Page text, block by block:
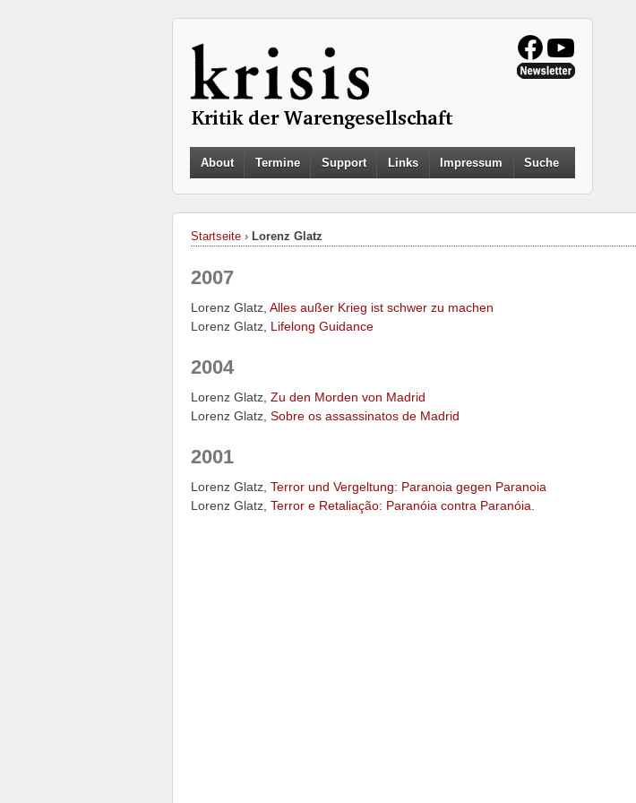
About Termine Support Links Impressum Suche
Startseite › Lorenz Glatz
2007
Lorenz Glatz, Alles außer Krieg ist schwer zu machen
Lorenz Glatz, Lifelong Guidance
2004
Lorenz Glatz, Zu den Morden von Madrid
Lorenz Glatz, Sobre os assassinatos de Madrid
2001
Lorenz Glatz, Terror und Vergeltung: Paranoia gegen Paranoia
Lorenz Glatz, Terror e Retaliação: Paranóia contra Paranóia.